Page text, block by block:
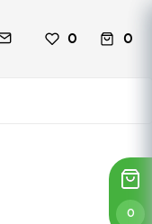
0 0
0